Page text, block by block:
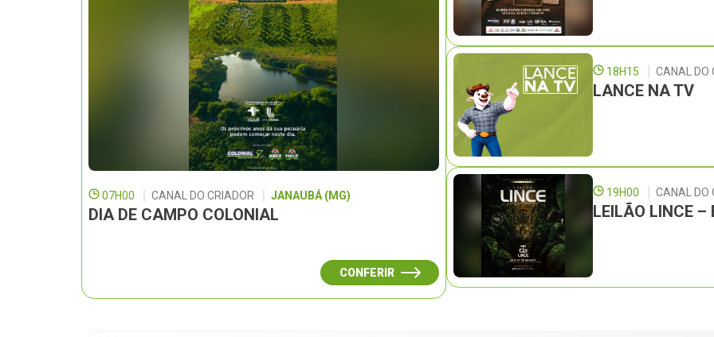
07H00 CANAL DO CRIADOR JANAUBÁ (MG)
DIA DE CAMPO COLONIAL
CONFERIR
18H15 CANAL DO
LANCE NA TV
19H00 CANAL DO
LEILÃO LINCE –